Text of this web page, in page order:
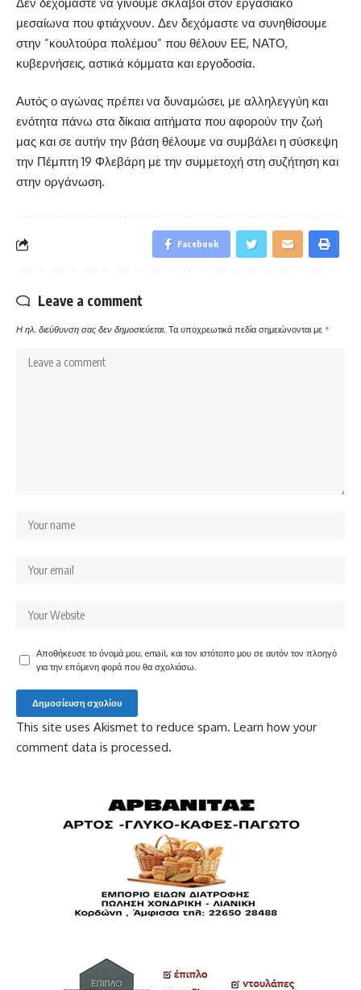
μεσαίωνα που φτιάχνουν. Δεν δεχόμαστε να συνηθίσουμε
στην ”κουλτούρα πολέμου” που θέλουν ΕΕ, ΝΑΤΟ,
κυβερνήσεις, αστικά κόμματα και εργοδοσία.
Αυτός ο αγώνας πρέπει να δυναμώσει, με αλληλεγγύη και
ενότητα πάνω στα δίκαια αιτήματα που αφορούν την ζωή
μας και σε αυτήν την βάση θέλουμε να συμβάλει η σύσκεψη
την Πέμπτη 19 Φλεβάρη με την συμμετοχή στη συζήτηση και
στην οργάνωση.
Facebook
Leave a comment
Η ηλ. διεύθυνση σας δεν δημοσιεύεται. Τα υποχρεωτικά πεδία σημειώνονται με *
Αποθήκευσε το όνομά μου, email, και τον ιστότοπο μου σε αυτόν τον πλοηγό
για την επόμενη φορά που θα σχολιάσω.
This site uses Akismet to reduce spam. Learn how your
comment data is processed.